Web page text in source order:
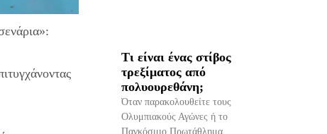
Τι είναι ένας στίβος
τρεξίματος από
πολυουρεθάνη;
Όταν παρακολουθείτε τους
Ολυμπιακούς Αγώνες ή το
Παγκόσμιο Πρωτάθλημα